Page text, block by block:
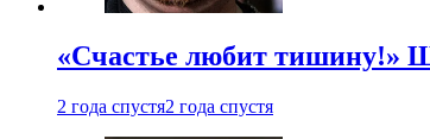
«Счастье любит тишину!»
2 года спустя2 года спустя